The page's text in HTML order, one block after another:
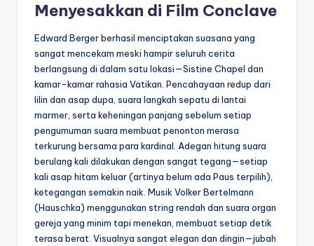
Menyesakkan di Film Conclave
Edward Berger berhasil menciptakan suasana yang
sangat mencekam meski hampir seluruh cerita
berlangsung di dalam satu lokasi—Sistine Chapel dan
kamar-kamar rahasia Vatikan. Pencahayaan redup dari
lilin dan asap dupa, suara langkah sepatu di lantai
marmer, serta keheningan panjang sebelum setiap
pengumuman suara membuat penonton merasa
terkurung bersama para kardinal. Adegan hitung suara
berulang kali dilakukan dengan sangat tegang—setiap
kali asap hitam keluar (artinya belum ada Paus terpilih),
ketegangan semakin naik. Musik Volker Bertelmann
(Hauschka) menggunakan string rendah dan suara organ
gereja yang minim tapi menekan, membuat setiap detik
terasa berat. Visualnya sangat elegan dan dingin—jubah